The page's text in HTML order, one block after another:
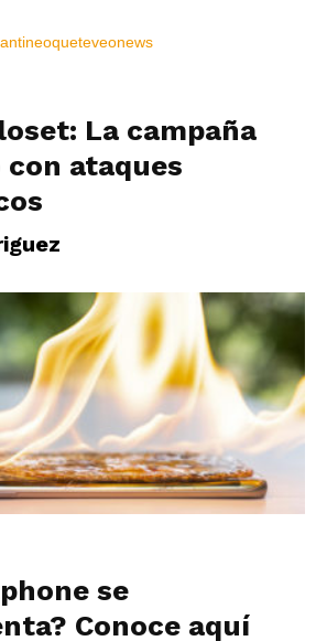
La campaña
con ataques
se
Conoce aquí